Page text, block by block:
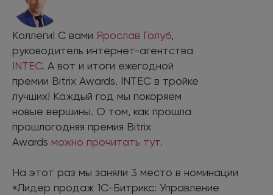
Коллеги! С вами Ярослав Голуб,
руководитель интернет-агентства
INTEC. А вот и итоги ежегодной
премии Bitrix Awards. INTEC в тройке
лучших! Каждый год мы покоряем
новые вершины. О том, как прошла
прошлогодняя премия Bitrix
Awards можно прочитать тут.
На этот раз мы заняли 3 место в номинации
«Лидер продаж 1С-Битрикс: Управление